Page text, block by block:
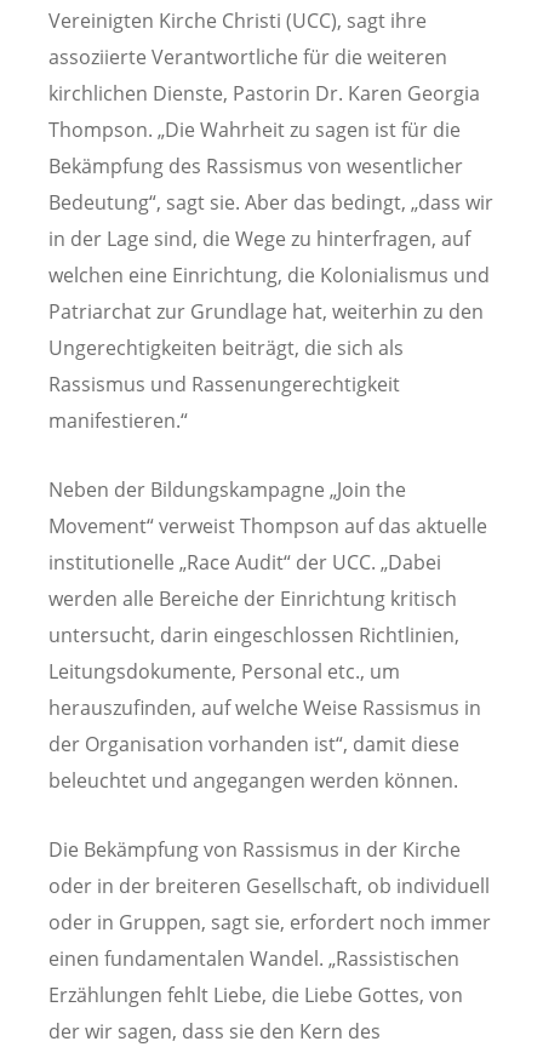
Vereinigten Kirche Christi (UCC), sagt ihre
assoziierte Verantwortliche für die weiteren
kirchlichen Dienste, Pastorin Dr. Karen Georgia
Thompson. „Die Wahrheit zu sagen ist für die
Bekämpfung des Rassismus von wesentlicher
Bedeutung“, sagt sie. Aber das bedingt, „dass wir
in der Lage sind, die Wege zu hinterfragen, auf
welchen eine Einrichtung, die Kolonialismus und
Patriarchat zur Grundlage hat, weiterhin zu den
Ungerechtigkeiten beiträgt, die sich als
Rassismus und Rassenungerechtigkeit
manifestieren.“
Neben der Bildungskampagne „Join the
Movement“ verweist Thompson auf das aktuelle
institutionelle „Race Audit“ der UCC. „Dabei
werden alle Bereiche der Einrichtung kritisch
untersucht, darin eingeschlossen Richtlinien,
Leitungsdokumente, Personal etc., um
herauszufinden, auf welche Weise Rassismus in
der Organisation vorhanden ist“, damit diese
beleuchtet und angegangen werden können.
Die Bekämpfung von Rassismus in der Kirche
oder in der breiteren Gesellschaft, ob individuell
oder in Gruppen, sagt sie, erfordert noch immer
einen fundamentalen Wandel. „Rassistischen
Erzählungen fehlt Liebe, die Liebe Gottes, von
der wir sagen, dass sie den Kern des